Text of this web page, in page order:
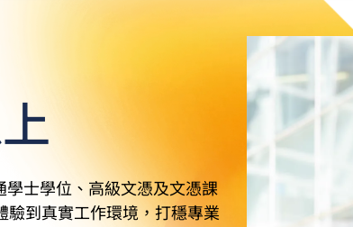
職前培訓課程
全日制中六或以上
全日制中三或以上
銜接學士學位
在職培訓課
持續專業進修
夜間兼讀制
日間兼讀制
全日制中六或以上
全日制中三或以上
銜接學士學位
在職培訓
持續專業進修
夜間兼讀制
日間兼讀制
學費及資助
全日制中六或以上
全日制中三或以上
日間兼讀制
獎學金
獎學金及獎勵
士學位、高級文憑及文憑課
驗到真實工作環境，打穩專業